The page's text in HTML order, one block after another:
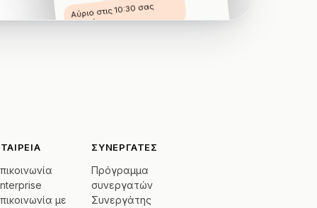
Αύριο στις 10:30 σας
βολεύει;
με
ΣΥΝΕΡΓΆΤΕΣ
Πρόγραμμα
συνεργατών
Συνεργάτης